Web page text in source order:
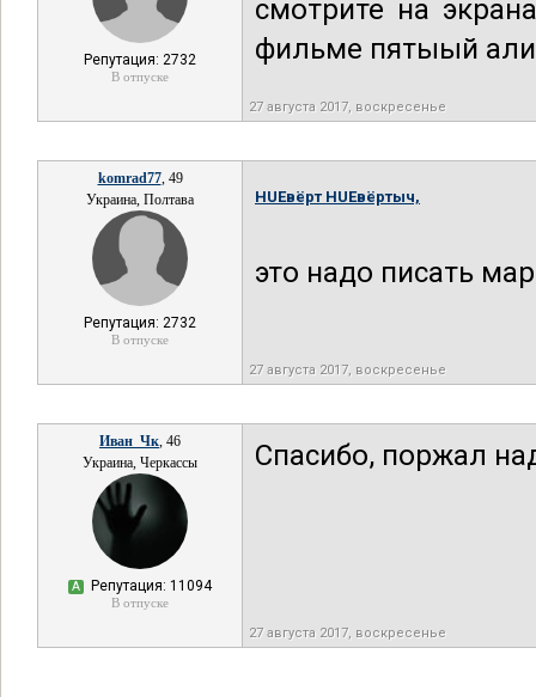
Репутация: 2732
В отпуске
смотрите на
фильме пятыый
27 августа 2017, воскресенье
komrad77, 49
Украина, Полтава
Репутация: 2732
В отпуске
HUEвёрт HUEвёртыч,
это надо писать
27 августа 2017, воскресенье
Иван_Чк, 46
Украина, Черкассы
А Репутация: 11094
В отпуске
Спасибо, поржал
27 августа 2017, воскресенье